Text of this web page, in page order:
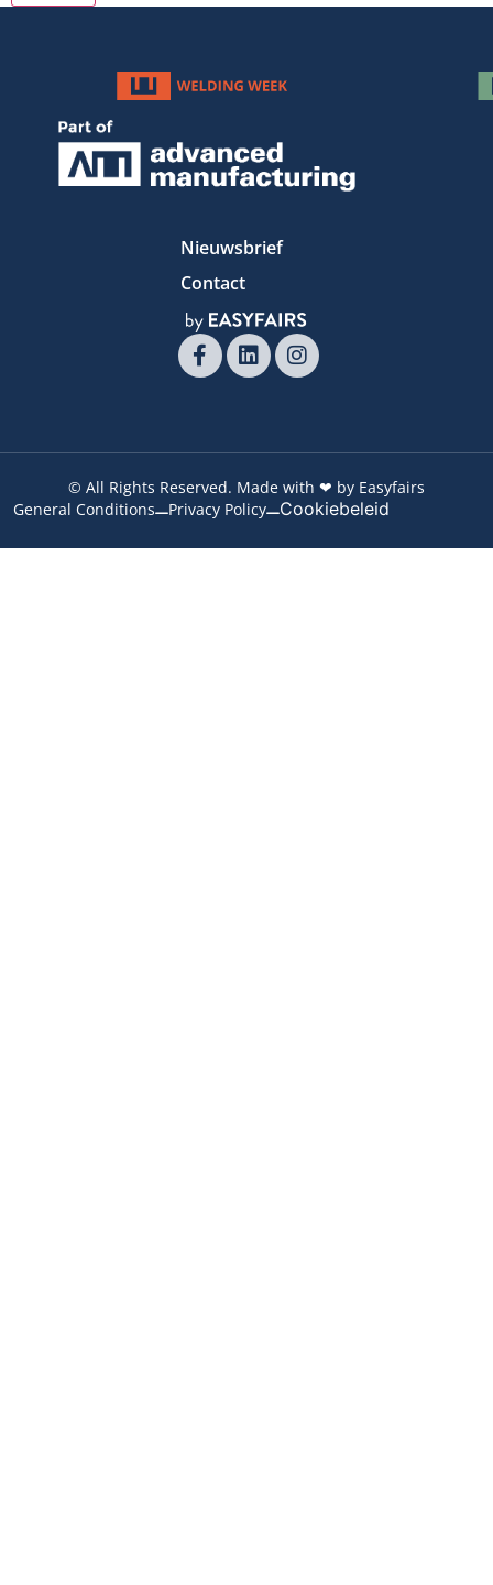
Nieuwsbrief
Contact
© All Rights Reserved. Made with ❤ by Easyfairs
General Conditions
Privacy Policy Cookiebeleid